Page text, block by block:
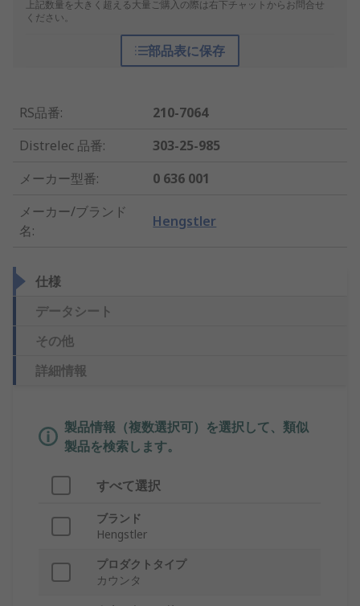
上記数量を大きく超える大量ご購入の際は右下チャットからお問合せ
ください。
部品表に保存
RS品番:
210-7064
Distrelec 品番:
303-25-985
メーカー型番:
0 636 001
メーカー/ブランド
名:
Hengstler
仕様
データシート
その他
詳細情報
製品情報（複数選択可）を選択して、類似
製品を検索します。
すべて選択
ブランド
Hengstler
プロダクトタイプ
カウンタ